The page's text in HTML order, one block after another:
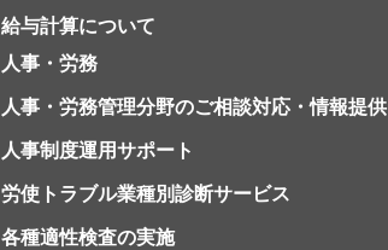
給与計算について
人事・労務
人事・労務管理分野のご相談対応・情報提供
人事制度運用サポート
労使トラブル業種別診断サービス
各種適性検査の実施